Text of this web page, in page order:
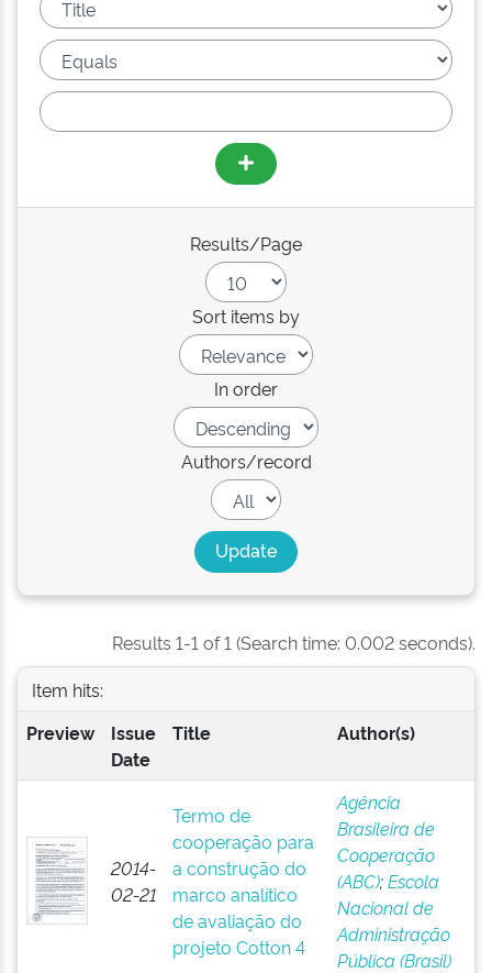
Results/Page
Sort items by
In order
Authors/record
Results 1-1 of 1 (Search time: 0.002 seconds).
Item hits:
Preview
Issue
Date
Title Author(s)
2014-
02-21
Termo de
cooperação para
a construção do
marco analítico
de avaliação do
projeto Cotton 4
Agência
Brasileira de
Cooperação
(ABC);Escola
Nacional de
Administração
Pública (Brasil)